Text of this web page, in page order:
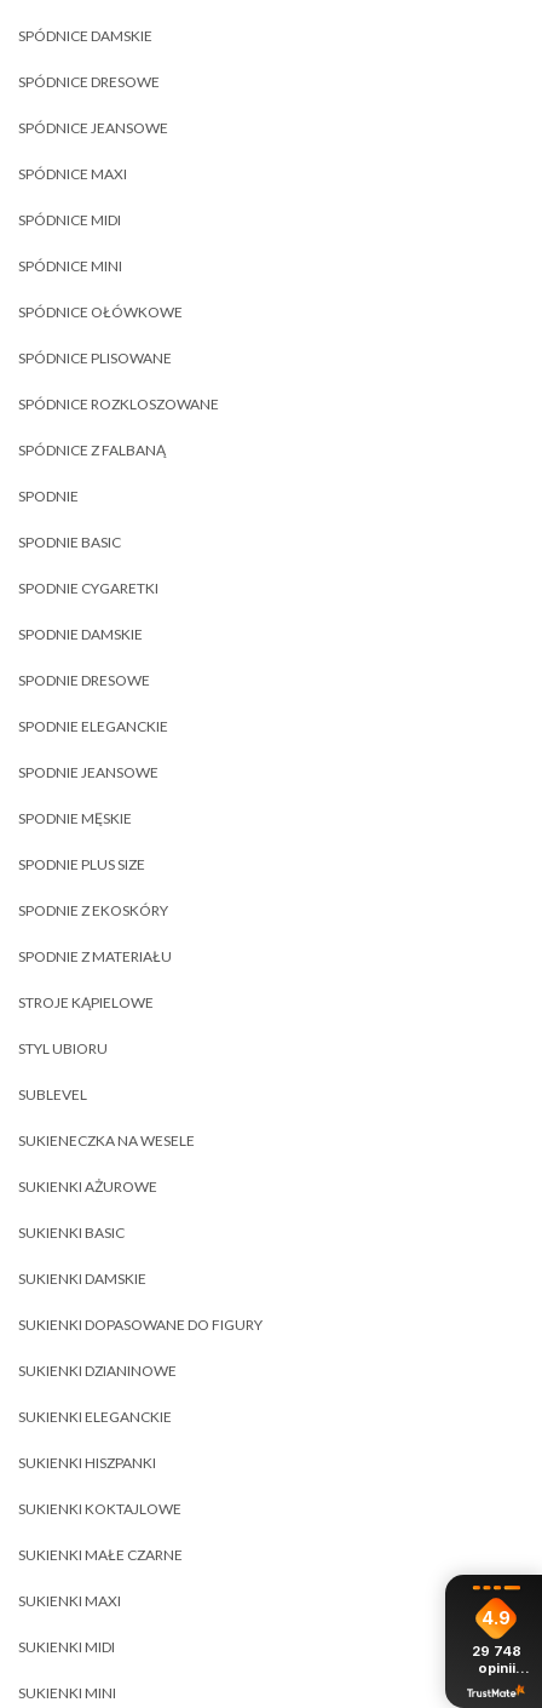
SPÓDNICE DAMSKIE
SPÓDNICE DRESOWE
SPÓDNICE JEANSOWE
SPÓDNICE MAXI
SPÓDNICE MIDI
SPÓDNICE MINI
SPÓDNICE OŁÓWKOWE
SPÓDNICE PLISOWANE
SPÓDNICE ROZKLOSZOWANE
SPÓDNICE Z FALBANĄ
SPODNIE
SPODNIE BASIC
SPODNIE CYGARETKI
SPODNIE DAMSKIE
SPODNIE DRESOWE
SPODNIE ELEGANCKIE
SPODNIE JEANSOWE
SPODNIE MĘSKIE
SPODNIE PLUS SIZE
SPODNIE Z EKOSKÓRY
SPODNIE Z MATERIAŁU
STROJE KĄPIELOWE
STYL UBIORU
SUBLEVEL
SUKIENECZKA NA WESELE
SUKIENKI AŻUROWE
SUKIENKI BASIC
SUKIENKI DAMSKIE
SUKIENKI DOPASOWANE DO FIGURY
SUKIENKI DZIANINOWE
SUKIENKI ELEGANCKIE
SUKIENKI HISZPANKI
SUKIENKI KOKTAJLOWE
SUKIENKI MAŁE CZARNE
SUKIENKI MAXI
SUKIENKI MIDI
SUKIENKI MINI
4.9
29 748
opinii
z całego
okresu